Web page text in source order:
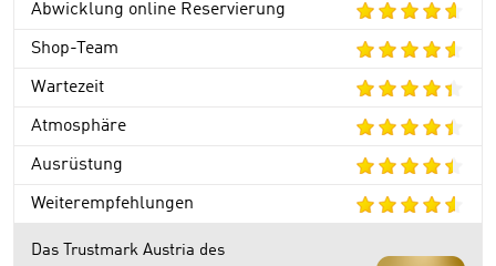
Abwicklung online Reservierung
Shop-Team
Wartezeit
Atmosphäre
Ausrüstung
Weiterempfehlungen
Das Trustmark Austria des